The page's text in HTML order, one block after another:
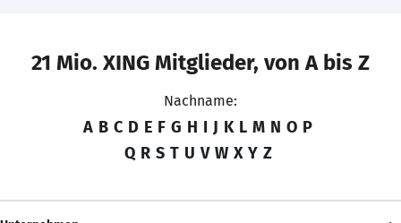
21 Mio. XING Mitglieder, von A bis Z
Nachname:
A B C D E F G H I J K L M N O P
Q R S T U V W X Y Z